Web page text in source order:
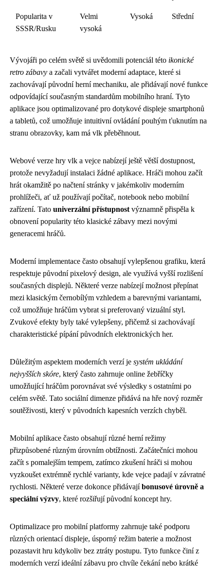
Popularita v
SSSR/Rusku
Velmi
vysoká
Vysoká Střední
Vývojáři po celém světě si uvědomili potenciál této ikonické
retro zábavy a začali vytvářet moderní adaptace, které si
zachovávají původní herní mechaniku, ale přidávají nové funkce
odpovídající současným standardům mobilního hraní. Tyto
aplikace jsou optimalizované pro dotykové displeje smartphonů
a tabletů, což umožňuje intuitivní ovládání pouhým ťuknutím na
stranu obrazovky, kam má vlk přeběhnout.
Webové verze hry vlk a vejce nabízejí ještě větší dostupnost,
protože nevyžadují instalaci žádné aplikace. Hráči mohou začít
hrát okamžitě po načtení stránky v jakémkoliv moderním
prohlížeči, ať už používají počítač, notebook nebo mobilní
zařízení. Tato univerzální přístupnost významně přispěla k
obnovení popularity této klasické zábavy mezi novými
generacemi hráčů.
Moderní implementace často obsahují vylepšenou grafiku, která
respektuje původní pixelový design, ale využívá vyšší rozlišení
současných displejů. Některé verze nabízejí možnost přepínat
mezi klasickým černobílým vzhledem a barevnými variantami,
což umožňuje hráčům vybrat si preferovaný vizuální styl.
Zvukové efekty byly také vylepšeny, přičemž si zachovávají
charakteristické pípání původních elektronických her.
Důležitým aspektem moderních verzí je systém ukládání
nejvyšších skóre, který často zahrnuje online žebříčky
umožňující hráčům porovnávat své výsledky s ostatními po
celém světě. Tato sociální dimenze přidává na hře nový rozměr
soutěživosti, který v původních kapesních verzích chyběl.
Mobilní aplikace často obsahují různé herní režimy
přizpůsobené různým úrovním obtížnosti. Začátečníci mohou
začít s pomalejším tempem, zatímco zkušení hráči si mohou
vyzkoušet extrémně rychlé varianty, kde vejce padají v závratné
rychlosti. Některé verze dokonce přidávajíbonusové úrovně a
speciální výzvy, které rozšiřují původní koncept hry.
Optimalizace pro mobilní platformy zahrnuje také podporu
různých orientací displeje, úsporný režim baterie a možnost
pozastavit hru kdykoliv bez ztráty postupu. Tyto funkce činí z
moderních verzí ideální zábavu pro chvíle čekání nebo krátké